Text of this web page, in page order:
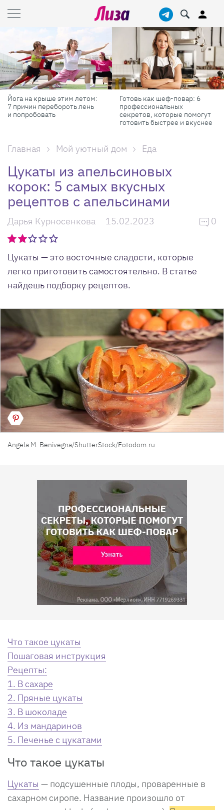
Готовь как шеф-повар: 6
профессиональных
секретов, которые помогут
Масштабные приключения:
самые красивые фестивали
России в августе
Главная Мой уютный дом Еда
Цукаты из апельсиновых
корок: 5 самых вкусных
рецептов с апельсинами
Дарья Курносенкова 15.02.2023 0
Цукаты — это восточные сладости, которые
легко приготовить самостоятельно. В статье
найдешь подборку рецептов.
Angela M. Benivegna/ShutterStock/Fotodom.ru
Что такое цукаты
Пошаговая инструкция
Рецепты:
1. В сахаре
2. Пряные цукаты
3. В шоколаде
4. Из мандаринов
5. Печенье с цукатами
Что такое цукаты
Цукаты — подсушенные плоды, проваренные в
сахарном сиропе. Название произошло от